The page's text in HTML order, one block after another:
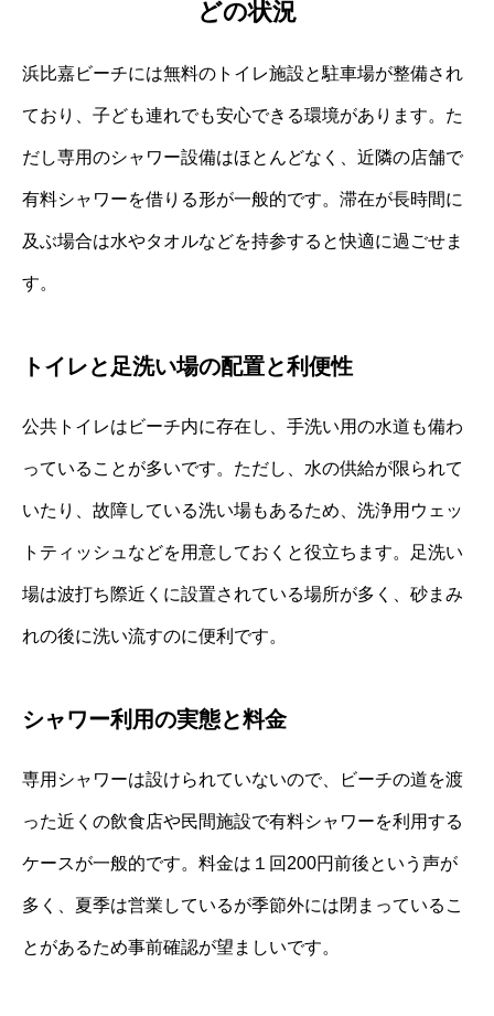
どの状況
浜比嘉ビーチには無料のトイレ施設と駐車場が整備され
ており、子ども連れでも安心できる環境があります。た
だし専用のシャワー設備はほとんどなく、近隣の店舗で
有料シャワーを借りる形が一般的です。滞在が長時間に
及ぶ場合は水やタオルなどを持参すると快適に過ごせま
す。
トイレと足洗い場の配置と利便性
公共トイレはビーチ内に存在し、手洗い用の水道も備わ
っていることが多いです。ただし、水の供給が限られて
いたり、故障している洗い場もあるため、洗浄用ウェッ
トティッシュなどを用意しておくと役立ちます。足洗い
場は波打ち際近くに設置されている場所が多く、砂まみ
れの後に洗い流すのに便利です。
シャワー利用の実態と料金
専用シャワーは設けられていないので、ビーチの道を渡
った近くの飲食店や民間施設で有料シャワーを利用する
ケースが一般的です。料金は１回200円前後という声が
多く、夏季は営業しているが季節外には閉まっているこ
とがあるため事前確認が望ましいです。